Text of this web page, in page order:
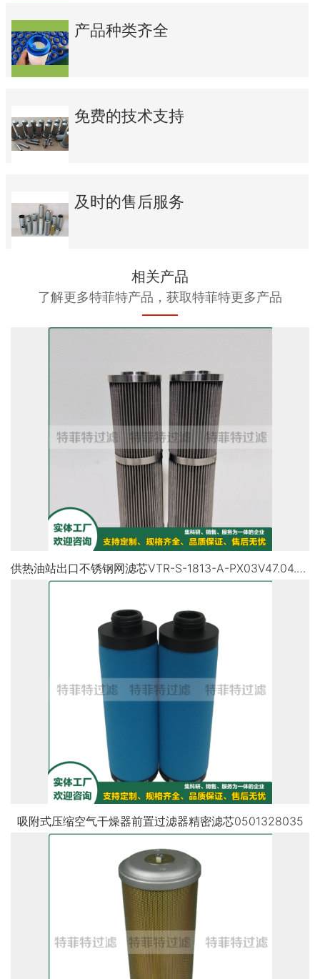
产品种类齐全
免费的技术支持
及时的售后服务
相关产品
了解更多特菲特产品，获取特菲特更多产品
供热油站出口不锈钢网滤芯VTR-S-1813-A-PX03V47.04.007
吸附式压缩空气干燥器前置过滤器精密滤芯0501328035